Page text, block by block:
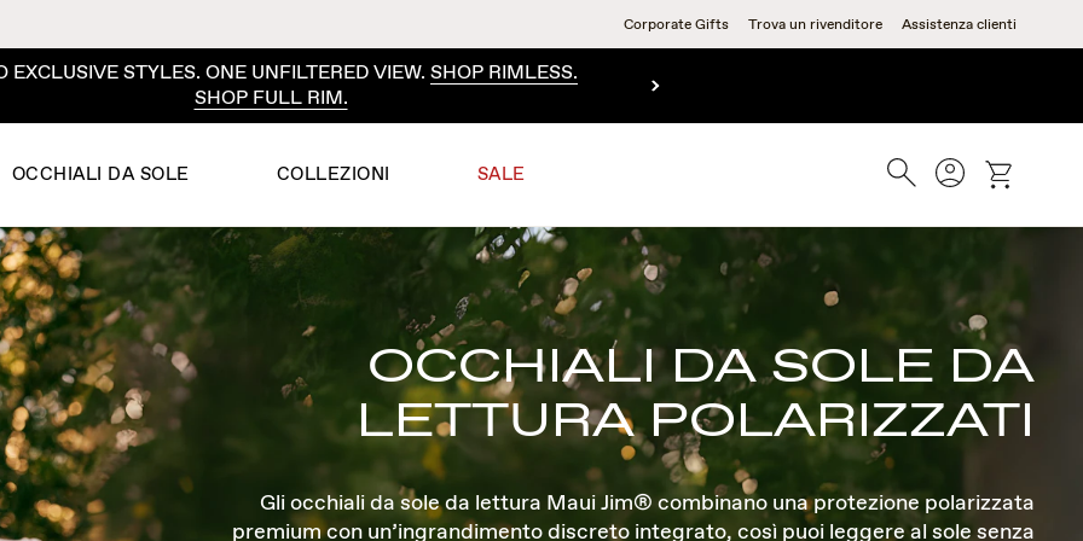
Corporate Gifts Trova un rivenditore Assistenza clienti
EXCLUSIVE STYLES. ONE UNFILTERED VIEW. SHOP RIMLESS.
SHOP FULL RIM.
OCCHIALI DA SOLE COLLEZIONI SALE RicercaAccountCart
OCCHIALI DA SOLE DA
LETTURA POLARIZZATI
Gli occhiali da sole da lettura Maui Jim® combinano una protezione polarizzata
premium con un’ingrandimento discreto integrato, così puoi leggere al sole senza